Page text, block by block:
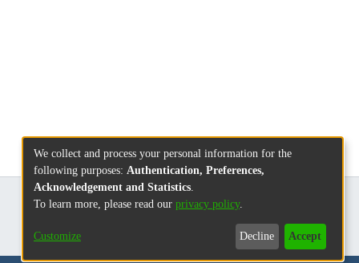
We collect and process your personal information for the
following purposes: Authentication, Preferences,
Acknowledgement and Statistics
To learn more, please read our privacy policy.
Customize Decline Accept